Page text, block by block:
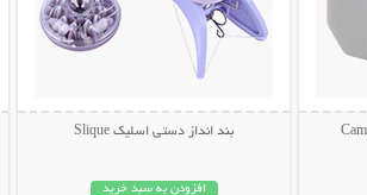
بند انداز دستی اسلیک Slique
افزودن به سبد خرید